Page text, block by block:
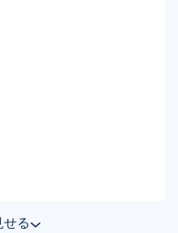
せる